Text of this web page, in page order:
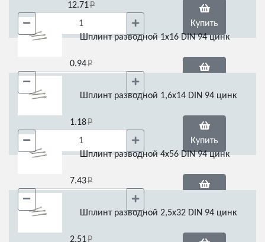
12.71
Купить
Шплинт разводной 1х16 DIN 94 цинк
0.94
Шплинт разводной 1,6х14 DIN 94 цинк
1.18
Купить
Шплинт разводной 4х56 DIN 94 цинк
7.43
Шплинт разводной 2,5х32 DIN 94 цинк
2.51